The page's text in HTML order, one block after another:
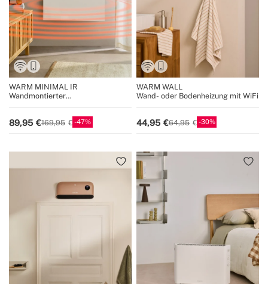
WARM MINIMAL IR
Wandmontierter
89,95 169,95 47
WARM WALL
Wand- oder Bodenheizung mit WiFi
44,95 64,95 30